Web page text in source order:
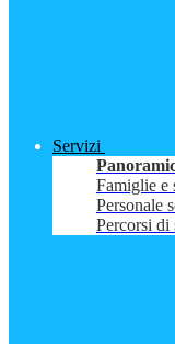
Servizi
Famiglie e
Personale
Percorsi di